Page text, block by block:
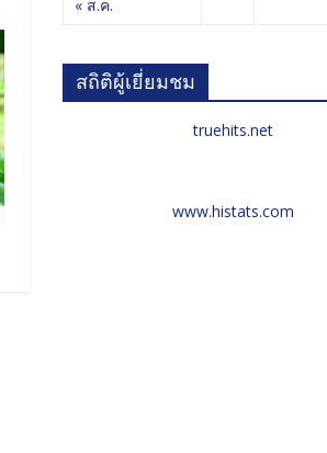
« ส.ค.
สถิติผู้เยี่ยมชม
truehits.net
www.histats.com